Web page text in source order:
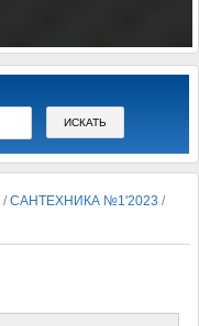
/САНТЕХНИКА №1'2023 /